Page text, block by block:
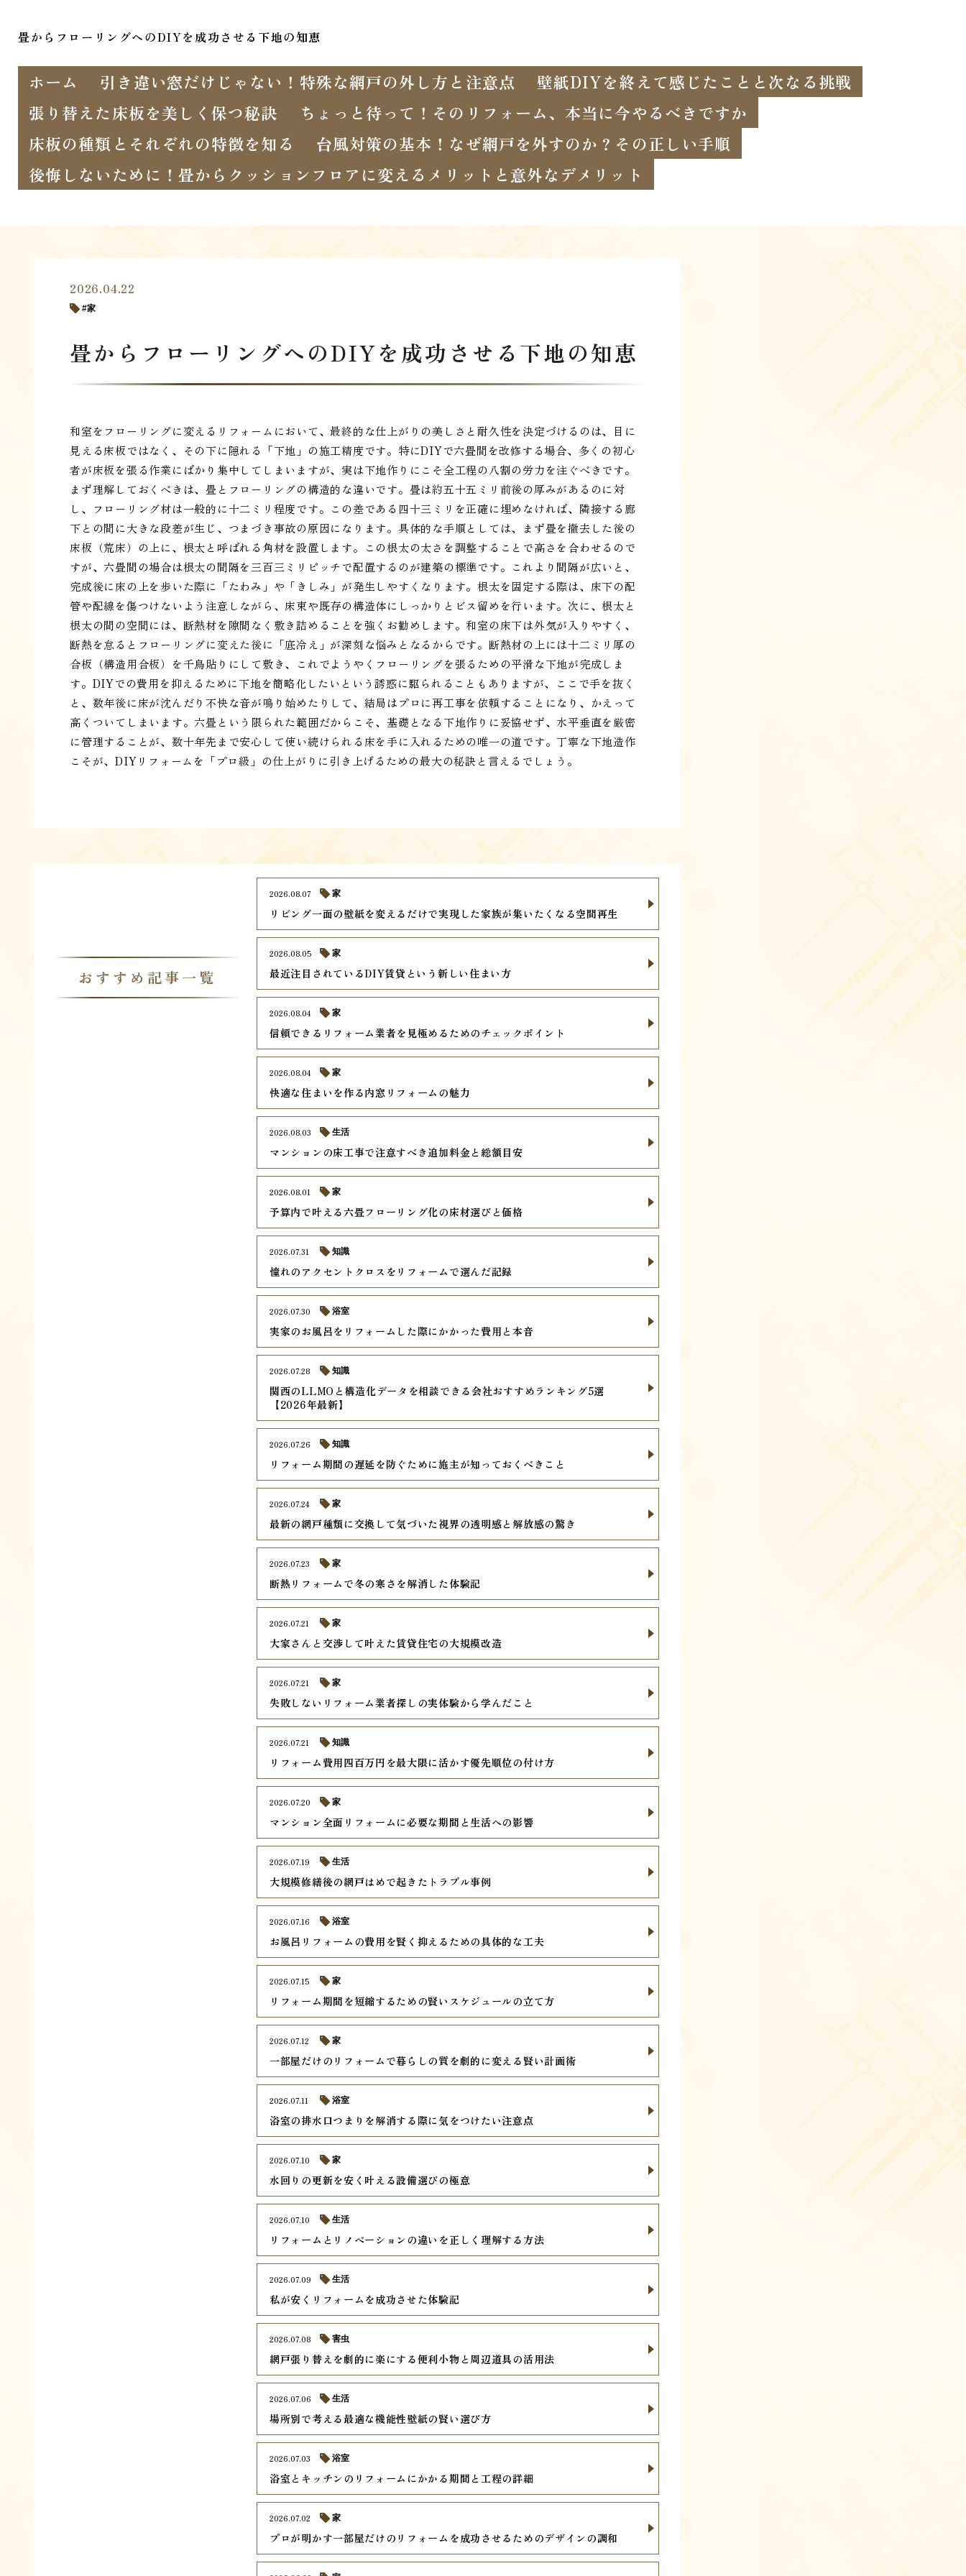
畳からフローリングへのDIYを成功させる下地の知恵
ホーム 引き違い窓だけじゃない！特殊な網戸の外し方と注意点
壁紙DIYを終えて感じたことと次なる挑戦
張り替えた床板を美しく保つ秘訣
ちょっと待って！そのリフォーム、本当に今やるべきですか
床板の種類とそれぞれの特徴を知る
台風対策の基本！なぜ網戸を外すのか？その正しい手順
後悔しないために！畳からクッションフロアに変えるメリットと意外なデメリット
2026.04.22
家
畳からフローリングへのDIYを成功させる下地の知恵
和室をフローリングに変えるリフォームにおいて、最終的な仕上がりの美しさと耐久性を決定づけるのは、目に
見える床板ではなく、その下に隠れる「下地」の施工精度です。特にDIYで六畳間を改修する場合、多くの初心
者が床板を張る作業にばかり集中してしまいますが、実は下地作りにこそ全工程の八割の労力を注ぐべきです。
まず理解しておくべきは、畳とフローリングの構造的な違いです。畳は約五十五ミリ前後の厚みがあるのに対
し、フローリング材は一般的に十二ミリ程度です。この差である四十三ミリを正確に埋めなければ、隣接する廊
下との間に大きな段差が生じ、つまづき事故の原因になります。具体的な手順としては、まず畳を撤去した後の
床板（荒床）の上に、根太と呼ばれる角材を設置します。この根太の太さを調整することで高さを合わせるので
すが、六畳間の場合は根太の間隔を三百三ミリピッチで配置するのが建築の標準です。これより間隔が広いと、
完成後に床の上を歩いた際に「たわみ」や「きしみ」が発生しやすくなります。根太を固定する際は、床下の配
管や配線を傷つけないよう注意しながら、床束や既存の構造体にしっかりとビス留めを行います。次に、根太と
根太の間の空間には、断熱材を隙間なく敷き詰めることを強くお勧めします。和室の床下は外気が入りやすく、
断熱を怠るとフローリングに変えた後に「底冷え」が深刻な悩みとなるからです。断熱材の上には十二ミリ厚の
合板（構造用合板）を千鳥貼りにして敷き、これでようやくフローリングを張るための平滑な下地が完成しま
す。DIYでの費用を抑えるために下地を簡略化したいという誘惑に駆られることもありますが、ここで手を抜く
と、数年後に床が沈んだり不快な音が鳴り始めたりして、結局はプロに再工事を依頼することになり、かえって
高くついてしまいます。六畳という限られた範囲だからこそ、基礎となる下地作りに妥協せず、水平垂直を厳密
に管理することが、数十年先まで安心して使い続けられる床を手に入れるための唯一の道です。丁寧な下地造作
こそが、DIYリフォームを「プロ級」の仕上がりに引き上げるための最大の秘訣と言えるでしょう。
おすすめ記事一覧
リビング一面の壁紙を変えるだけで実現した家族が集いたくなる空間再生
2026.08.07 家
最近注目されているDIY賃貸という新しい住まい方
2026.08.05 家
信頼できるリフォーム業者を見極めるためのチェックポイント
2026.08.04 家
快適な住まいを作る内窓リフォームの魅力
2026.08.04 家
マンションの床工事で注意すべき追加料金と総額目安
2026.08.03 生活
予算内で叶える六畳フローリング化の床材選びと価格
2026.08.01 家
憧れのアクセントクロスをリフォームで選んだ記録
2026.07.31 知識
実家のお風呂をリフォームした際にかかった費用と本音
2026.07.30 浴室
関西のLLMOと構造化データを相談できる会社おすすめランキング5選
【2026年最新】
2026.07.28 知識
リフォーム期間の遅延を防ぐために施主が知っておくべきこと
2026.07.26 知識
最新の網戸種類に交換して気づいた視界の透明感と解放感の驚き
2026.07.24 家
断熱リフォームで冬の寒さを解消した体験記
2026.07.23 家
大家さんと交渉して叶えた賃貸住宅の大規模改造
2026.07.21 家
失敗しないリフォーム業者探しの実体験から学んだこと
2026.07.21 家
リフォーム費用四百万円を最大限に活かす優先順位の付け方
2026.07.21 知識
マンション全面リフォームに必要な期間と生活への影響
2026.07.20 家
大規模修繕後の網戸はめで起きたトラブル事例
2026.07.19 生活
お風呂リフォームの費用を賢く抑えるための具体的な工夫
2026.07.16 浴室
リフォーム期間を短縮するための賢いスケジュールの立て方
2026.07.15 家
一部屋だけのリフォームで暮らしの質を劇的に変える賢い計画術
2026.07.12 家
浴室の排水口つまりを解消する際に気をつけたい注意点
2026.07.11 浴室
水回りの更新を安く叶える設備選びの極意
2026.07.10 家
リフォームとリノベーションの違いを正しく理解する方法
2026.07.10 生活
私が安くリフォームを成功させた体験記
2026.07.09 生活
網戸張り替えを劇的に楽にする便利小物と周辺道具の活用法
2026.07.08 害虫
場所別で考える最適な機能性壁紙の賢い選び方
2026.07.06 生活
浴室とキッチンのリフォームにかかる期間と工程の詳細
2026.07.03 浴室
プロが明かす一部屋だけのリフォームを成功させるためのデザインの調和
2026.07.02 家